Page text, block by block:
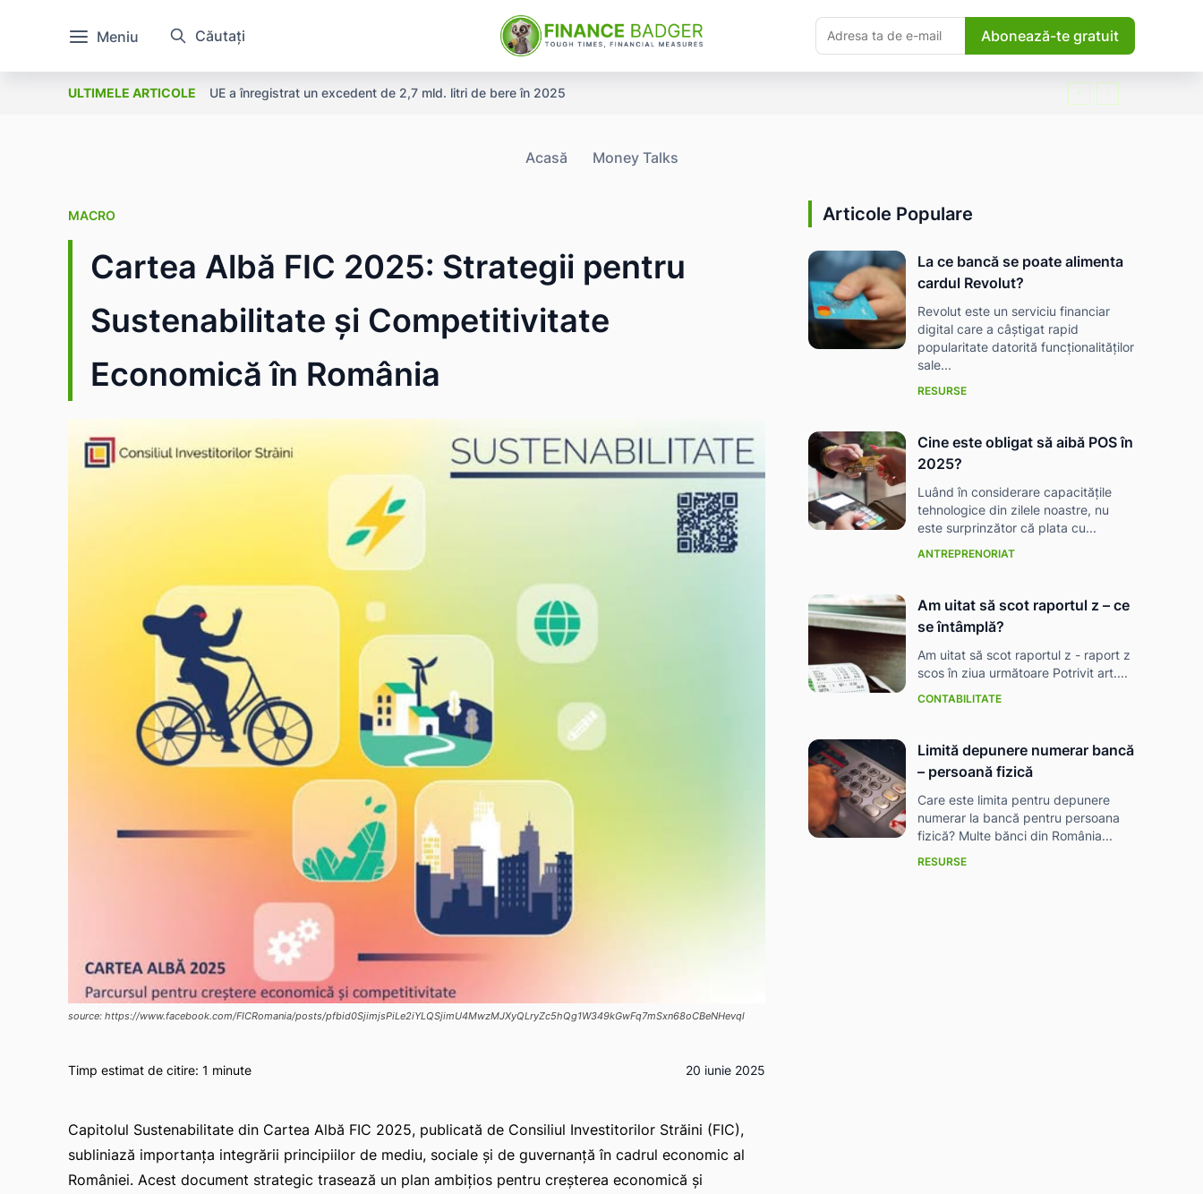
Meniu Căutați Abonează-te gratuit
ULTIMELE ARTICOLE UE a înregistrat un excedent de 2,7 mld. litri de bere în 2025
Acasă Money Talks
MACRO
Cartea Albă FIC 2025: Strategii pentru
Sustenabilitate și Competitivitate
Economică în România
source: https://www.facebook.com/FICRomania/posts/pfbid0SjimjsPiLe2iYLQSjimU4MwzMJXyQLryZc5hQg1W349kGwFq7mSxn68oCBeNHevql
Timp estimat de citire: 1 minute 20 iunie 2025
Capitolul Sustenabilitate din Cartea Albă FIC 2025, publicată de Consiliul Investitorilor Străini (FIC),
subliniază importanța integrării principiilor de mediu, sociale și de guvernanță în cadrul economic al
României. Acest document strategic trasează un plan ambițios pentru creșterea economică și
Articole Populare
La ce bancă se poate alimenta
cardul Revolut?
Revolut este un serviciu financiar
digital care a câștigat rapid
popularitate datorită funcționalităților
sale...
RESURSE
Cine este obligat să aibă POS în
2025?
Luând în considerare capacitățile
tehnologice din zilele noastre, nu
este surprinzător că plata cu...
ANTREPRENORIAT
Am uitat să scot raportul z – ce
se întâmplă?
Am uitat să scot raportul z - raport z
scos în ziua următoare Potrivit art....
CONTABILITATE
Limită depunere numerar bancă
– persoană fizică
Care este limita pentru depunere
numerar la bancă pentru persoana
fizică? Multe bănci din România...
RESURSE